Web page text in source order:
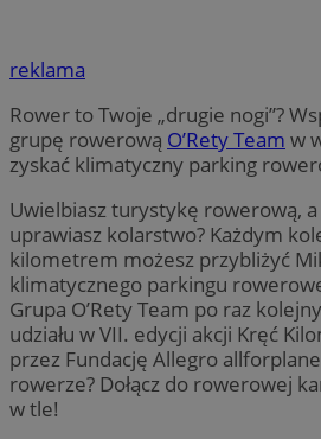
reklama
Rower to Twoje „drugie nogi”?
grupę rowerową O’Rety Team w
zyskać klimatyczny parking
Uwielbiasz turystykę rowerową,
uprawiasz kolarstwo? Każdym
kilometrem możesz przybliżyć
klimatycznego parkingu
Grupa O’Rety Team po raz
udziału w VII. edycji akcji Kręć
przez Fundację Allegro
rowerze? Dołącz do rowerowej
w tle!